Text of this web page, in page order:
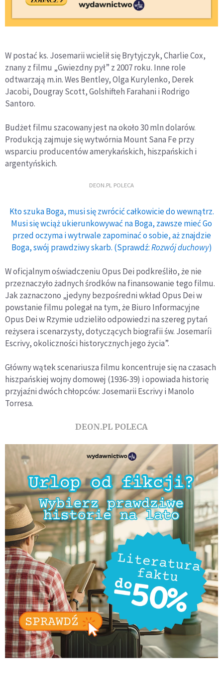
W postać ks. Josemarii wcielił się Brytyjczyk, Charlie Cox,
znany z filmu „Gwiezdny pył” z 2007 roku. Inne role
odtwarzają m.in. Wes Bentley, Olga Kurylenko, Derek
Jacobi, Dougray Scott, Golshifteh Farahani i Rodrigo
Santoro.
Budżet filmu szacowany jest na około 30 mln dolarów.
Produkcją zajmuje się wytwórnia Mount Sana Fe przy
wsparciu producentów amerykańskich, hiszpańskich i
argentyńskich.
DEON.PL POLECA
Kto szuka Boga, musi się zwrócić całkowicie do wewnątrz.
Musi się wciąż ukierunkowywać na Boga, zawsze mieć Go
przed oczyma i wytrwale zapominać o sobie, aż znajdzie
Boga, swój prawdziwy skarb. (Sprawdź:Rozwój duchowy)
W oficjalnym oświadczeniu Opus Dei podkreśliło, że nie
przeznaczyło żadnych środków na finansowanie tego filmu.
Jak zaznaczono „jedyny bezpośredni wkład Opus Dei w
powstanie filmu polegał na tym, że Biuro Informacyjne
Opus Dei w Rzymie udzieliło odpowiedzi na szereg pytań
reżysera i scenarzysty, dotyczących biografii św. Josemaríi
Escrivy, okoliczności historycznych jego życia”.
Główny wątek scenariusza filmu koncentruje się na czasach
hiszpańskiej wojny domowej (1936-39) i opowiada historię
przyjaźni dwóch chłopców: Josemarii Escrivy i Manolo
Torresa.
DEON.PL POLECA